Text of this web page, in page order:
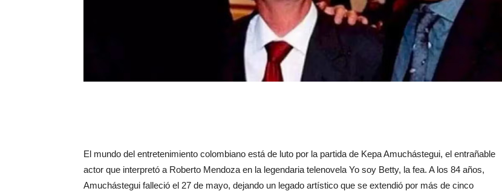
El mundo del entretenimiento colombiano está de luto por la partida de Kepa Amuchástegui, el entrañable
actor que interpretó a Roberto Mendoza en la legendaria telenovela Yo soy Betty, la fea. A los 84 años,
Amuchástegui falleció el 27 de mayo, dejando un legado artístico que se extendió por más de cinco